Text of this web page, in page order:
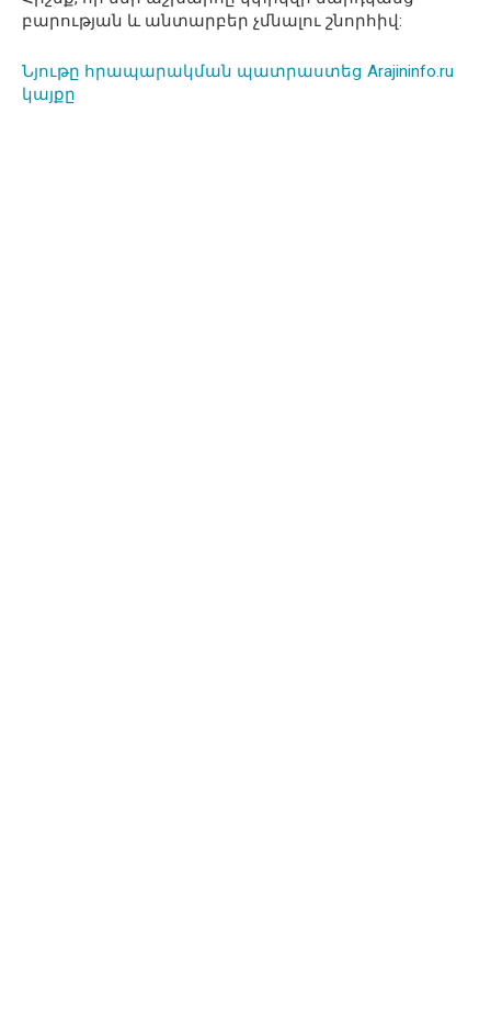
բարության և անտարբեր չմնալու շնորհիվ:
Նյութը հրապարակման պատրաստեց Arajininfo.ru
կայքը